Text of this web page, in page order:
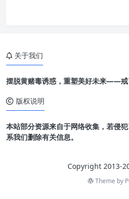
关于我们
摆脱黄赌毒诱惑，重塑美好未来——戒
版权说明
本站部分资源来自于网络收集，若侵
系我们删除有关信息。
Copyright 2013-
Theme by